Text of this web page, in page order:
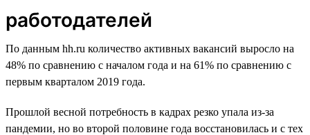
работодателей
По данным hh.ru количество активных вакансий выросло на
48% по сравнению с началом года и на 61% по сравнению с
первым кварталом 2019 года.
Прошлой весной потребность в кадрах резко упала из-за
пандемии, но во второй половине года восстановилась и с тех